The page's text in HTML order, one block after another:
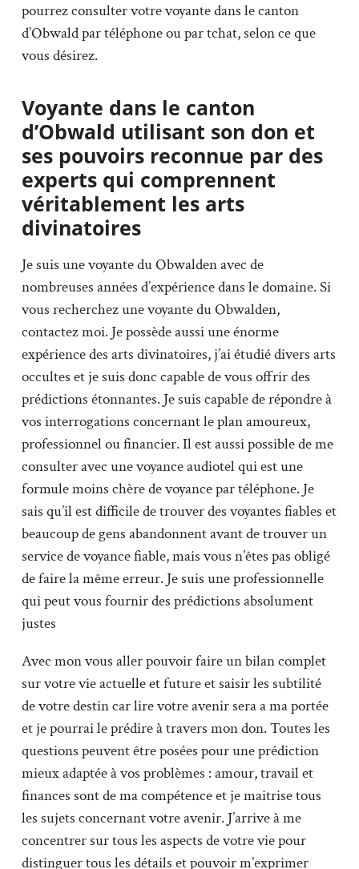
pourrez consulter votre voyante dans le canton
d’Obwald par téléphone ou par tchat, selon ce que
vous désirez.
Voyante dans le canton
d’Obwald utilisant son don et
ses pouvoirs reconnue par des
experts qui comprennent
véritablement les arts
divinatoires
Je suis une voyante du Obwalden avec de
nombreuses années d’expérience dans le domaine. Si
vous recherchez une voyante du Obwalden,
contactez moi. Je possède aussi une énorme
expérience des arts divinatoires, j’ai étudié divers arts
occultes et je suis donc capable de vous offrir des
prédictions étonnantes. Je suis capable de répondre à
vos interrogations concernant le plan amoureux,
professionnel ou financier. Il est aussi possible de me
consulter avec une voyance audiotel qui est une
formule moins chère de voyance par téléphone. Je
sais qu’il est difficile de trouver des voyantes fiables et
beaucoup de gens abandonnent avant de trouver un
service de voyance fiable, mais vous n’êtes pas obligé
de faire la même erreur. Je suis une professionnelle
qui peut vous fournir des prédictions absolument
justes
Avec mon vous aller pouvoir faire un bilan complet
sur votre vie actuelle et future et saisir les subtilité
de votre destin car lire votre avenir sera a ma portée
et je pourrai le prédire à travers mon don. Toutes les
questions peuvent être posées pour une prédiction
mieux adaptée à vos problèmes : amour, travail et
finances sont de ma compétence et je maitrise tous
les sujets concernant votre avenir. J’arrive à me
concentrer sur tous les aspects de votre vie pour
distinguer tous les détails et pouvoir m’exprimer